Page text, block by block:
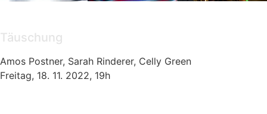
Täuschung
Amos Postner, Sarah Rinderer, Celly Green
Freitag, 18. 11. 2022, 19h